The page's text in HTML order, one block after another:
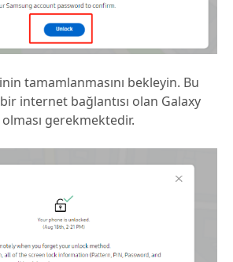
tamamlanmasını bekleyin. Bu
internet bağlantısı olan Galaxy
olması gerekmektedir.